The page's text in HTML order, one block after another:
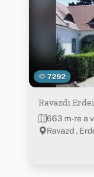
7292
Ravazdi
663 m-re a
Ravazd ,